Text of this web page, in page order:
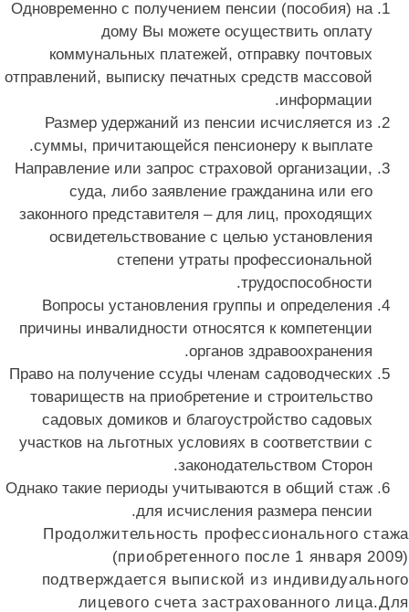
Одновременно с получением пенсии (пособия) на
дому Вы можете осуществить оплату
коммунальных платежей, отправку почтовых
отправлений, выписку печатных средств массовой
информации.
Размер удержаний из пенсии исчисляется из
суммы, причитающейся пенсионеру к выплате.
Направление или запрос страховой организации,
суда, либо заявление гражданина или его
законного представителя – для лиц, проходящих
освидетельствование c целью установления
степени утраты профессиональной
трудоспособности.
Вопросы установления группы и определения
причины инвалидности относятся к компетенции
органов здравоохранения.
Право на получение ссуды членам садоводческих
товариществ на приобретение и строительство
садовых домиков и благоустройство садовых
участков на льготных условиях в соответствии с
законодательством Сторон.
Однако такие периоды учитываются в общий стаж
для исчисления размера пенсии.
Продолжительность профессионального
(приобретенного после 1 января
подтверждается выпиской из
лицевого счета застрахованного